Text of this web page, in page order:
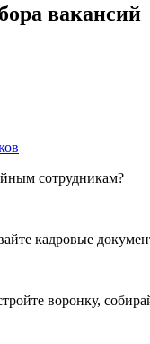
вакансий
сотрудникам?
кадровые
воронку,